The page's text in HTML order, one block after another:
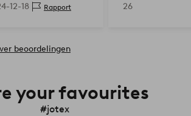
12-18 Rapport
26
beoordelingen
your favourites
#jotex